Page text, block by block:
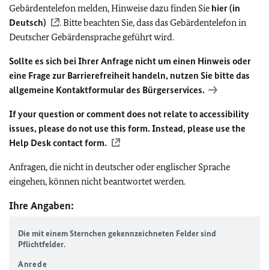
Gebärdentelefon melden, Hinweise dazu finden Sie hier (in
Deutsch)
. Bitte beachten Sie, dass das Gebärdentelefon in
Deutscher Gebärdensprache geführt wird.
Sollte es sich bei Ihrer Anfrage nicht um einen Hinweis oder
eine Frage zur Barrierefreiheit handeln, nutzen Sie bitte das
allgemeine Kontaktformular des Bürgerservices.
If your question or comment does not relate to accessibility
issues, please do not use this form. Instead, please use the
Help Desk contact form.
Anfragen, die nicht in deutscher oder englischer Sprache
eingehen, können nicht beantwortet werden.
Ihre Angaben:
Die mit einem Sternchen gekennzeichneten Felder sind
Pflichtfelder.
Anrede